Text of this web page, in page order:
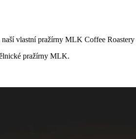
vlastní pražírny MLK Coffee Roastery
pražírny MLK.